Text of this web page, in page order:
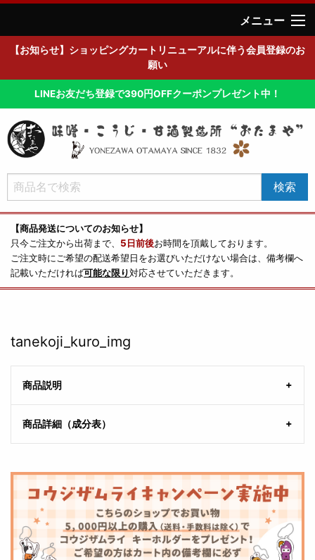
メニュー
【お知らせ】ショッピングカートリニューアルに伴う会員登録のお
願い
LINEお友だち登録で390円OFFクーポンプレゼント中！
【商品発送についてのお知らせ】
只今ご注文から出荷まで、 5日前後お時間を頂戴しております。
ご注文時にご希望の配送希望日をお選びいただけない場合は、備考欄へ
記載いただければ可能な限り対応させていただきます。
tanekoji_kuro_img
商品説明
商品詳細（成分表）